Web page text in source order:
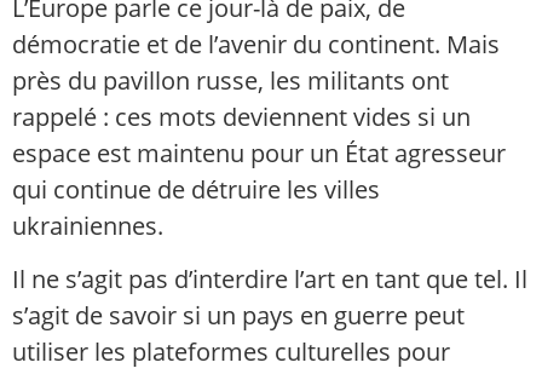
L’Europe parle ce jour-là de paix, de
démocratie et de l’avenir du continent. Mais
près du pavillon russe, les militants ont
rappelé : ces mots deviennent vides si un
espace est maintenu pour un État agresseur
qui continue de détruire les villes
ukrainiennes.
Il ne s’agit pas d’interdire l’art en tant que tel. Il
s’agit de savoir si un pays en guerre peut
utiliser les plateformes culturelles pour